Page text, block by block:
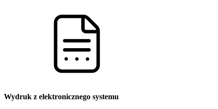
Wydruk z elektronicznego systemu